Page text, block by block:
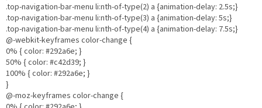
.top-navigation-bar-menu li:nth-of-type(2) a {animation-delay: 2.5s;}
.top-navigation-bar-menu li:nth-of-type(3) a {animation-delay: 5s;}
.top-navigation-bar-menu li:nth-of-type(4) a {animation-delay: 7.5s;}
@-webkit-keyframes color-change {
0% { color: #292a6e; }
50% { color: #c42d39; }
100% { color: #292a6e; }
}
@-moz-keyframes color-change {